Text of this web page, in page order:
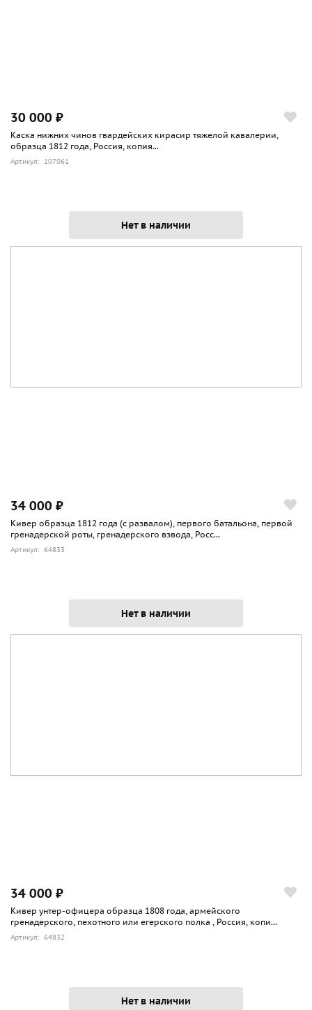
30 000 ₽
Каска нижних чинов гвардейских кирасир тяжелой кавалерии,
образца 1812 года, Россия, копия...
Артикул: 107061
Нет в наличии
34 000 ₽
Кивер образца 1812 года (с развалом), первого батальона, первой
гренадерской роты, гренадерского взвода, Росс...
Артикул: 64833
Нет в наличии
34 000 ₽
Кивер унтер-офицера образца 1808 года, армейского
гренадерского, пехотного или егерского полка , Россия, копи...
Артикул: 64832
Нет в наличии